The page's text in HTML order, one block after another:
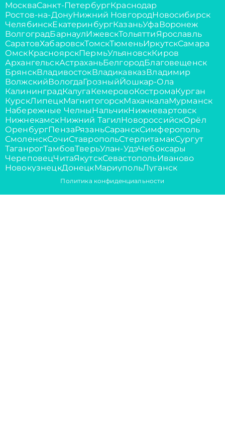
МоскваСанкт-ПетербургКраснодар
Ростов-на-ДонуНижний НовгородНовосибирск
ЧелябинскЕкатеринбургКазаньУфаВоронеж
ВолгоградБарнаулИжевскТольяттиЯрославль
СаратовХабаровскТомскТюменьИркутскСамара
ОмскКрасноярскПермьУльяновскКиров
АрхангельскАстраханьБелгородБлаговещенск
БрянскВладивостокВладикавказВладимир
ВолжскийВологдаГрозныйЙошкар-Ола
КалининградКалугаКемеровоКостромаКурган
КурскЛипецкМагнитогорскМахачкалаМурманск
Набережные ЧелныНальчикНижневартовск
НижнекамскНижний ТагилНовороссийскОрёл
ОренбургПензаРязаньСаранскСимферополь
СмоленскСочиСтавропольСтерлитамакСургут
ТаганрогТамбовТверьУлан-УдэЧебоксары
ЧереповецЧитаЯкутскСевастопольИваново
НовокузнецкДонецкМариупольЛуганск
Политика конфиденциальности